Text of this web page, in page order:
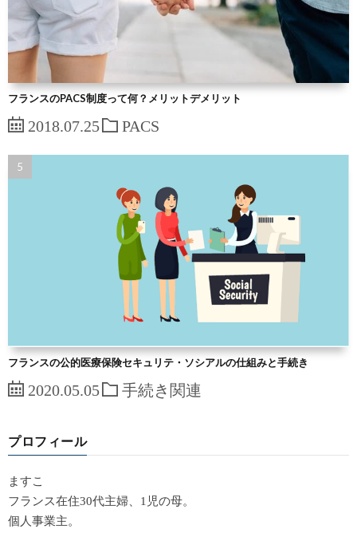
フランスのPACS制度って何？メリットデメリット
2018.07.25 PACS
フランスの公的医療保険セキュリテ・ソシアルの仕組みと手続き
2020.05.05 手続き関連
プロフィール
ますこ
フランス在住30代主婦、1児の母。
個人事業主。